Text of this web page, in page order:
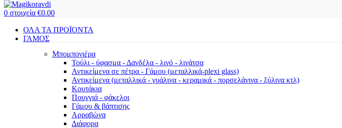
0 στοιχεία €0.00
ΟΛΑ ΤΑ ΠΡΟΪΟΝΤΑ
ΓΑΜΟΣ
Μπομπονιέρα
Τούλι - ύφασμα - Δανδέλα - λινό - λινάτσα
Αντικείμενα σε πέτρα - Γάμου (μεταλλικά-plexi glass)
Αντικείμενα (μεταλλικά - γυάλινα - κεραμικά - πορσελάνινα - ξύλινα κτλ)
Κουτάκια
Πουγγιά - φάκελοι
Γάμου & βάπτισης
Αρραβώνα
Διάφορα